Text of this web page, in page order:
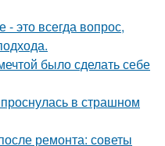
это всегда вопрос,
было сделать себе
в страшном
ремонта: советы